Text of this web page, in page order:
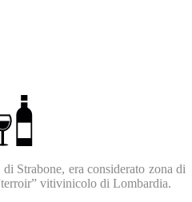
Strabone, era considerato zona di
vitivinicolo di Lombardia.